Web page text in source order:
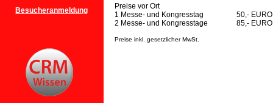
Besucheranmeldung
Preise vor Ort
1 Messe- und Kongresstag
2 Messe- und Kongresstage
50,- EURO
85,- EURO
Preise inkl. gesetzlicher MwSt.